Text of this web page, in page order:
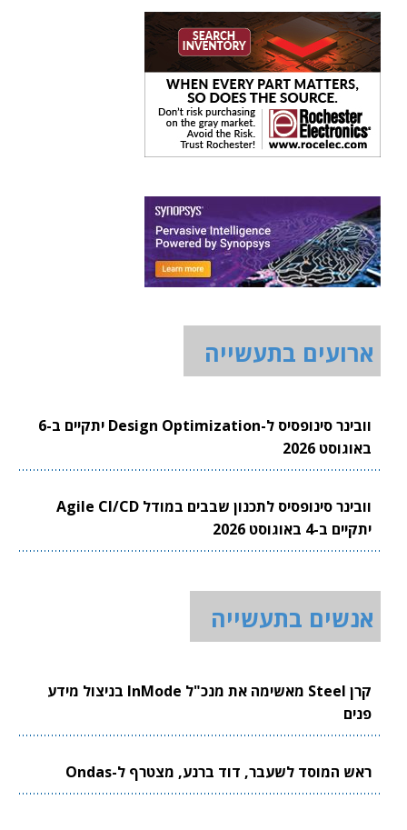
ארועים בתעשייה
וובינר סינופסיס ל-Design Optimization יתקיים ב-6
באוגוסט 2026
וובינר סינופסיס לתכנון שבבים במודל Agile CI/CD
יתקיים ב-4 באוגוסט 2026
אנשים בתעשייה
קרן Steel מאשימה את מנכ"ל InMode בניצול מידע
פנים
ראש המוסד לשעבר, דוד ברנע, מצטרף ל-Ondas